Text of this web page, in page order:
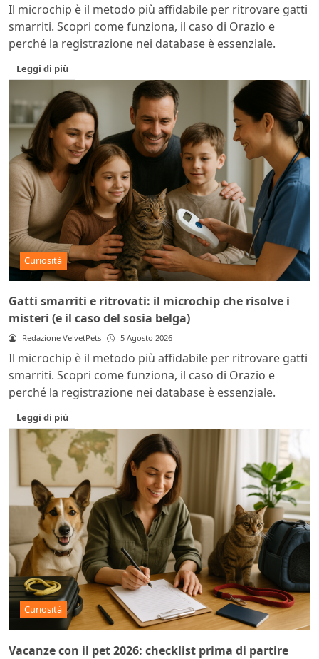
Il microchip è il metodo più affidabile per ritrovare gatti
smarriti. Scopri come funziona, il caso di Orazio e
perché la registrazione nei database è essenziale.
Leggi di più
Curiosità
Gatti smarriti e ritrovati: il microchip che risolve i
misteri (e il caso del sosia belga)
Redazione VelvetPets 5 Agosto 2026
Il microchip è il metodo più affidabile per ritrovare gatti
smarriti. Scopri come funziona, il caso di Orazio e
perché la registrazione nei database è essenziale.
Leggi di più
Curiosità
Vacanze con il pet 2026: checklist prima di partire